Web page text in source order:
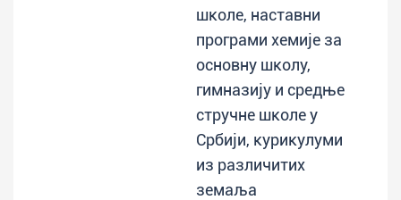
школе, наставни
програми хемије за
основну школу,
гимназију и средње
стручне школе у
Србији, курикулуми
из различитих
земаља